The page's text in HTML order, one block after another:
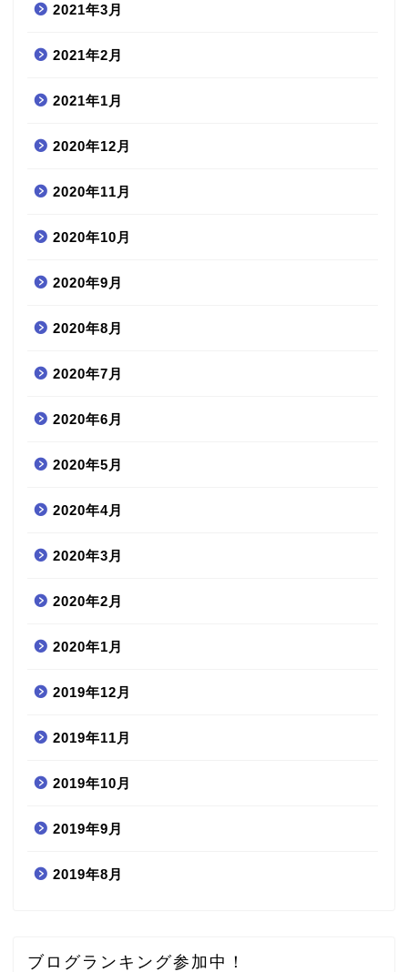
2021年3月
2021年2月
2021年1月
2020年12月
2020年11月
2020年10月
2020年9月
2020年8月
2020年7月
2020年6月
2020年5月
2020年4月
2020年3月
2020年2月
2020年1月
2019年12月
2019年11月
2019年10月
2019年9月
2019年8月
ブログランキング参加中！